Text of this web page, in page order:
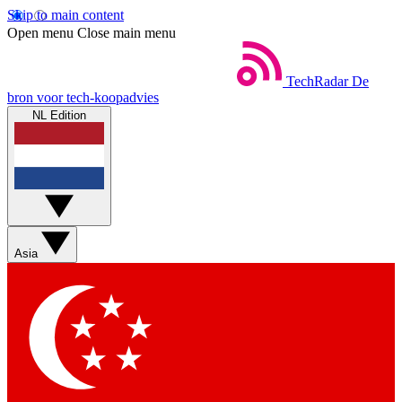
Skip to main content
Open menu Close main menu
TechRadar De
bron voor tech-koopadvies
NL Edition
Asia